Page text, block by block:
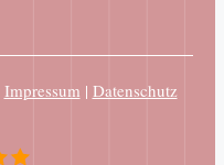
Impressum | Datenschutz